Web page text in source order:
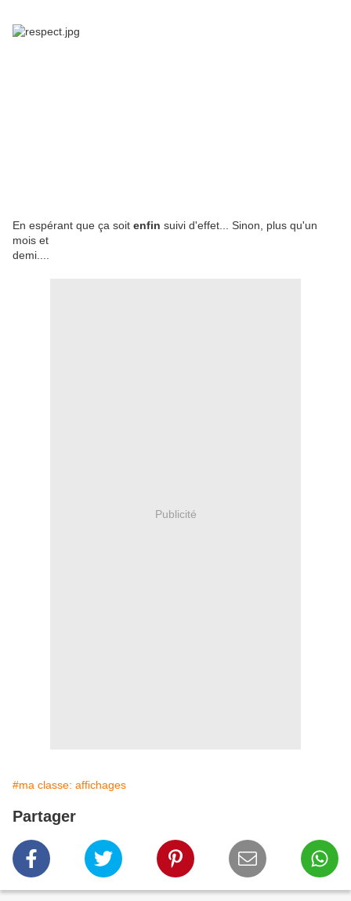
En espérant que ça soit enfin suivi d'effet... Sinon, plus qu'un
mois et
demi....
Publicité
#ma classe: affichages
Partager